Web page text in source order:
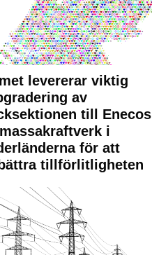
levererar viktig
av
till Enecos
i
för att
tillförlitligheten